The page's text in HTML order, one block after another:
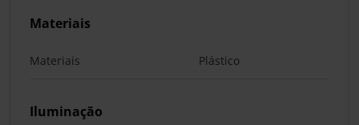
Materiais
Materiais Plástico
Iluminação